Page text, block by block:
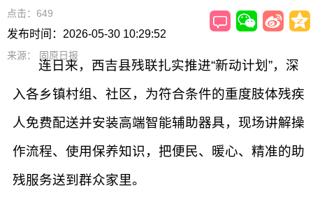
点击：649
发布时间：2026-05-30 10:29:52
来源： 固原日报
连日来，西吉县残联扎实推进“新动计划”，深
入各乡镇村组、社区，为符合条件的重度肢体残疾
人免费配送并安装高端智能辅助器具，现场讲解操
作流程、使用保养知识，把便民、暖心、精准的助
残服务送到群众家里。